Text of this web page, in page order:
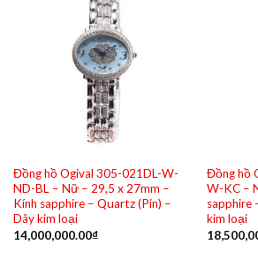
Đồng hồ Ogival 305-021DL-W-
ND-BL – Nữ – 29,5 x 27mm –
Kính sapphire – Quartz (Pin) –
Dây kim loại
14,000,000.00₫
Đồng hồ
W-KC –
sapphire
kim loại